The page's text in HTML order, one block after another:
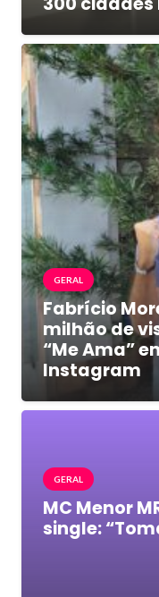
GERAL
Fabrício
milhão de
“Me Ama”
Instagram
GERAL
MC Menor
single: